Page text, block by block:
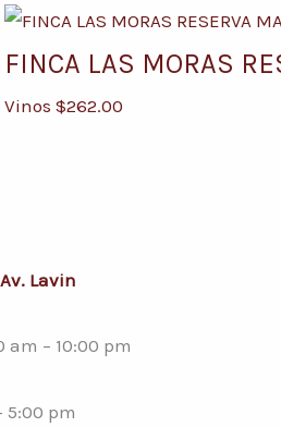
FINCA LAS MORAS
Vinos $262.00
Lavin
am – 10:00 pm
5:00 pm